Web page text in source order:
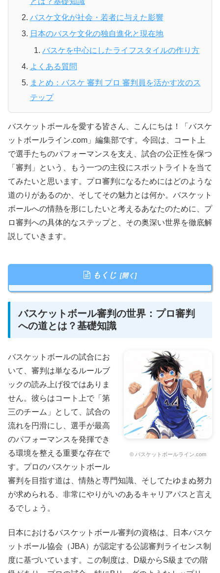
バスケ文化が社会・若者に与えた影響
日本のバスケ文化の独自進化と現在地
バスケを中心にしたライフスタイルの作り方
よくある質問
まとめ：バスケ 審判 プロ 審判員を活かす次のス
テップ
バスケットボールを愛する皆さん、こんにちは！「バスケ
ットボールライン.com」編集部です。今回は、コート上
で選手たちのパフォーマンスを支え、試合の公正性を保つ
「審判」という、もう一つの主役にスポットライトを当て
てみたいと思います。プロ審判になるためにはどのような
道のりがあるのか、そしてその魅力とは何か。バスケット
ボールへの情熱を形にしたいと考えるあなたのために、プ
ロ審判への具体的なステップと、その奥深い世界を徹底解
説していきます。
もくじ
バスケットボール審判の世界：プロ審判
への道とは？基礎知識
© バスケットボールライン.com
バスケットボールの試合にお
いて、審判は単なるルールブ
ックの読み上げ役ではありま
せん。彼らはコート上で「第
三のチーム」として、試合の
流れを円滑にし、選手が最高
のパフォーマンスを発揮でき
る環境を整える重要な存在で
す。プロのバスケットボール
審判を目指す道は、情熱と専門知識、そしてたゆまぬ努力
が求められる、非常にやりがいのあるキャリアパスと言え
るでしょう。
日本におけるバスケットボール審判の資格は、日本バスケ
ットボール協会（JBA）が認定する公認審判ライセンス制
度に基づいています。この制度は、D級からS級までの階